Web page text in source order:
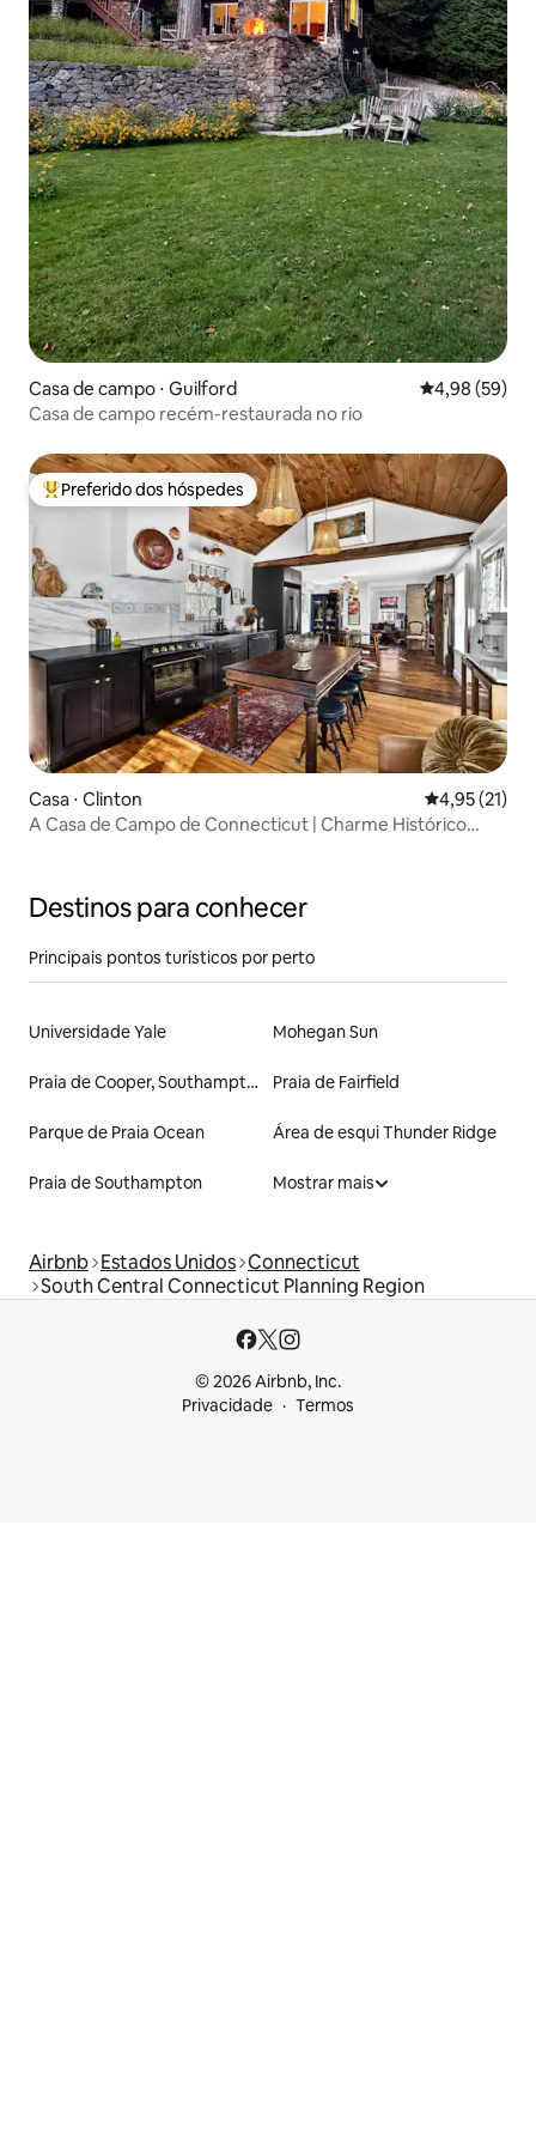
Casa de campo ⋅ Guilford 4,98 de uma
4,98 (59)
Casa de campo recém-restaurada no rio
Entre os melhores preferidos dos hóspedes
Preferido dos hóspedes
Casa ⋅ Clinton 4,95 de uma
4,95 (21)
A Casa de Campo de Connecticut | Charme Histórico
Destinos para conhecer
Principais pontos turísticos por perto
Universidade Yale Mohegan Sun
Praia de Cooper, Southampton Praia de Fairfield
Parque de Praia Ocean Área de esqui Thunder Ridge
Praia de Southampton Mostrar mais
Airbnb Estados Unidos Connecticut
South Central Connecticut Planning Region
© 2026 Airbnb, Inc.
Privacidade
Termos